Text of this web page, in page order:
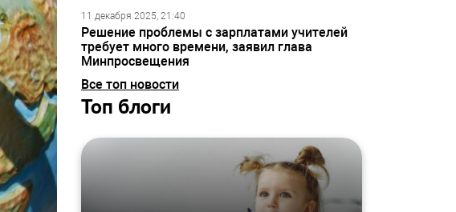
11 декабря 2025, 21:40
Решение проблемы с зарплатами учителей
требует много времени, заявил глава
Минпросвещения
Все топ новости
Топ блоги